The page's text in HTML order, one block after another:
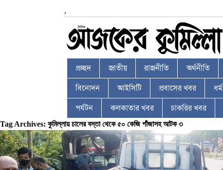
,
প্রচ্ছদ জাতীয় রাজনীতি অর্থনীতি
বিনোদন আইসিটি প্রবাসের খবর ধর্ম
পর্যটন কলকাতার খবর চাকরির খবর
Tag Archives: কুমিল্লায় চালের বস্তা থেকে ৫০ কেজি গাঁজাসহ আটক ৩